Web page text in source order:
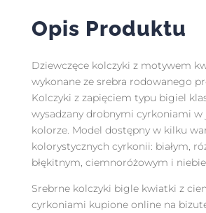
Opis Produktu
Dziewczęce kolczyki z motywem
wykonane ze srebra rodowanego
Kolczyki z zapięciem typu bigiel
wysadzany drobnymi cyrkoniami
kolorze. Model dostępny w kilku
kolorystycznych cyrkonii: białym,
błękitnym, ciemnoróżowym i
Srebrne kolczyki bigle kwiatki z
cyrkoniami kupione online na